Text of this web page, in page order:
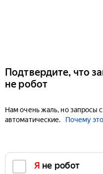
Подтвердите, что
не робот
Нам очень жаль, но запросы
автоматические.
Почему
Я не робот